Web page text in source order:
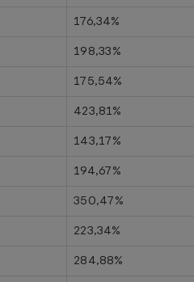
176,34%
198,33%
175,54%
423,81%
143,17%
194,67%
350,47%
223,34%
284,88%